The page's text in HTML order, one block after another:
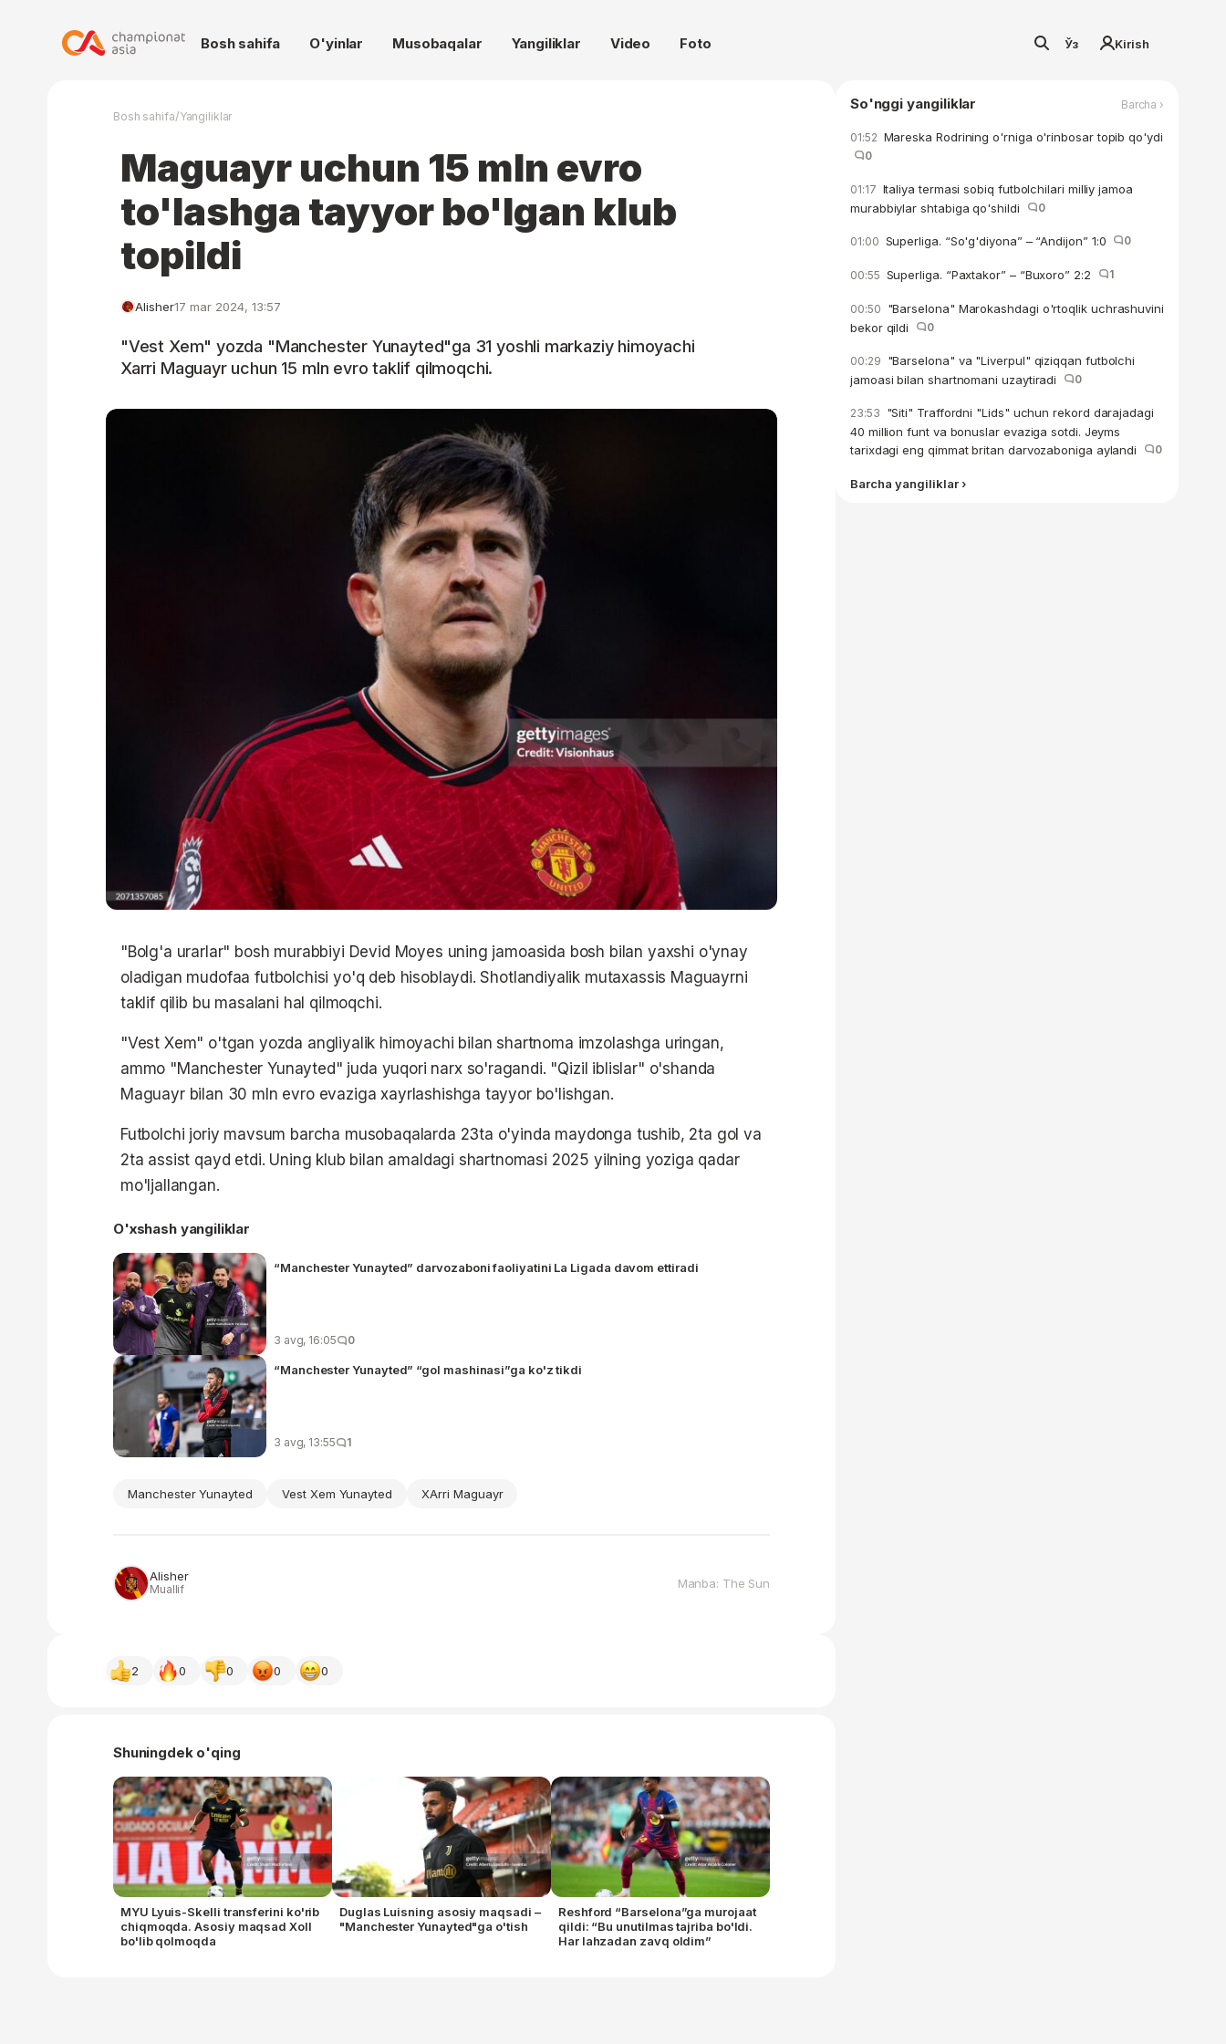
Bosh sahifa O'yinlar Musobaqalar Yangiliklar Video Foto Ўз Kirish
Bosh sahifa/Yangiliklar
Maguayr uchun 15 mln evro
to'lashga tayyor bo'lgan klub
topildi
Alisher17 mar 2024, 13:57
"Vest Xem" yozda "Manchester Yunayted"ga 31 yoshli markaziy himoyachi
Xarri Maguayr uchun 15 mln evro taklif qilmoqchi.
"Bolg'a urarlar" bosh murabbiyi Devid Moyes uning jamoasida bosh bilan yaxshi o'ynay
oladigan mudofaa futbolchisi yo'q deb hisoblaydi. Shotlandiyalik mutaxassis Maguayrni
taklif qilib bu masalani hal qilmoqchi.
"Vest Xem" o'tgan yozda angliyalik himoyachi bilan shartnoma imzolashga uringan,
ammo "Manchester Yunayted" juda yuqori narx so'ragandi. "Qizil iblislar" o'shanda
Maguayr bilan 30 mln evro evaziga xayrlashishga tayyor bo'lishgan.
Futbolchi joriy mavsum barcha musobaqalarda 23ta o'yinda maydonga tushib, 2ta gol va
2ta assist qayd etdi. Uning klub bilan amaldagi shartnomasi 2025 yilning yoziga qadar
mo'ljallangan.
O'xshash yangiliklar
“Manchester Yunayted” darvozaboni faoliyatini La Ligada davom ettiradi
3 avg, 16:05 0
“Manchester Yunayted” “gol mashinasi”ga ko'z tikdi
3 avg, 13:55 1
Manchester Yunayted Vest Xem Yunayted XArri Maguayr
Alisher
Muallif Manba: The Sun
2 0 0 0 0
Shuningdek o'qing
MYU Lyuis-Skelli transferini ko'rib
chiqmoqda. Asosiy maqsad Xoll
bo'lib qolmoqda
Duglas Luisning asosiy maqsadi –
"Manchester Yunayted"ga o'tish
Reshford “Barselona”ga murojaat
qildi: “Bu unutilmas tajriba bo'ldi.
Har lahzadan zavq oldim”
So'nggi yangiliklar Barcha ›
01:52 Mareska Rodrining o'rniga o'rinbosar topib qo'ydi
0
01:17 Italiya termasi sobiq futbolchilari milliy jamoa
murabbiylar shtabiga qo'shildi
0
01:00 Superliga. “So'g'diyona” – “Andijon” 1:0 0
00:55 Superliga. “Paxtakor” – “Buxoro” 2:2 1
00:50 "Barselona" Marokashdagi o'rtoqlik uchrashuvini
bekor qildi
0
00:29 "Barselona" va "Liverpul" qiziqqan futbolchi
jamoasi bilan shartnomani uzaytiradi
0
23:53 "Siti" Traffordni "Lids" uchun rekord darajadagi
40 million funt va bonuslar evaziga sotdi. Jeyms
tarixdagi eng qimmat britan darvozaboniga aylandi
0
Barcha yangiliklar ›